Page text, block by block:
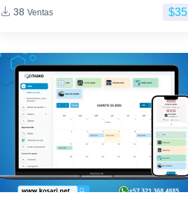
38 Ventas $35